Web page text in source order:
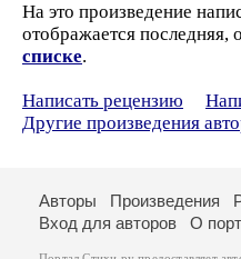
На это произведение
отображается последняя,
списке.
Написать рецензию
Другие произведения
Авторы Произведения
Вход для авторов
О